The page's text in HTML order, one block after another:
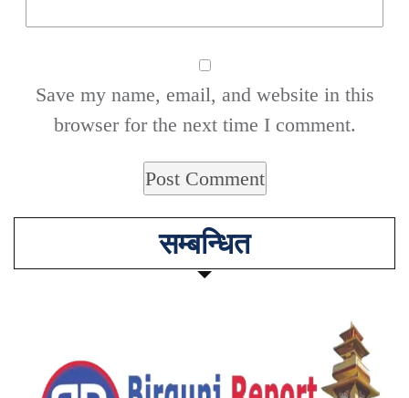
Save my name, email, and website in this
browser for the next time I comment.
सम्बन्धित